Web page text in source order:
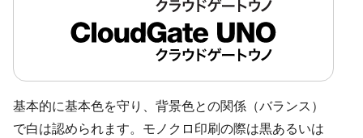
基本的に基本色を守り、背景色との関係（バランス）
で白は認められます。モノクロ印刷の際は黒あるいは